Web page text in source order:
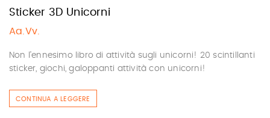
Sticker 3D Unicorni
Aa.Vv.
Non l’ennesimo libro di attività sugli unicorni! 20 scintillanti
sticker, giochi, galoppanti attività con unicorni!
CONTINUA A LEGGERE